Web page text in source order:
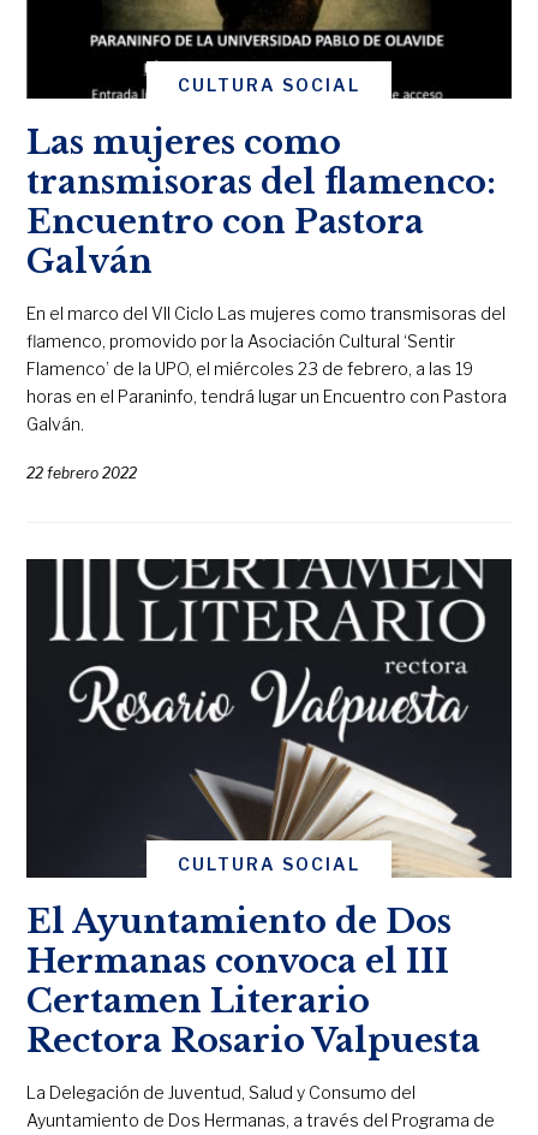
CULTURA SOCIAL
Las mujeres como
transmisoras del flamenco:
Encuentro con Pastora
Galván
En el marco del VII Ciclo Las mujeres como transmisoras del
flamenco, promovido por la Asociación Cultural ‘Sentir
Flamenco’ de la UPO, el miércoles 23 de febrero, a las 19
horas en el Paraninfo, tendrá lugar un Encuentro con Pastora
Galván.
22 febrero 2022
CULTURA SOCIAL
El Ayuntamiento de Dos
Hermanas convoca el III
Certamen Literario
Rectora Rosario Valpuesta
La Delegación de Juventud, Salud y Consumo del
Ayuntamiento de Dos Hermanas, a través del Programa de